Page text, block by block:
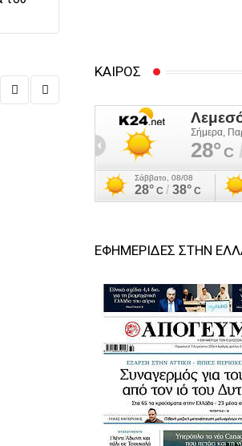
,ΠΡΩΤΟΣΈΛΙΔΑ
14/07/2026
ΚΑΙΡΟΣ
ΕΦΗΜΕΡΙΔΕΣ ΣΤΗΝ